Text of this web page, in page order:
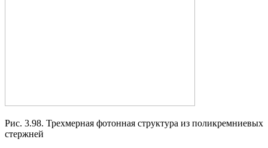
Рис. 3.98. Трехмерная фотонная структура из поликремниевых
стержней